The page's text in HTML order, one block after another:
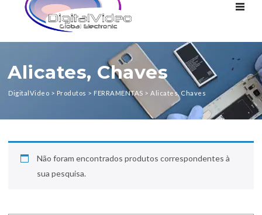
Alicates, Chaves
DigitalVideo > Produtos > FERRAMENTAS > Alicates, Chaves
Não foram encontrados produtos correspondentes à
sua pesquisa.